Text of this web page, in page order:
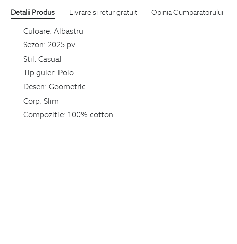
Detalii Produs Livrare si retur gratuit Opinia Cumparatorului
Culoare: Albastru
Sezon: 2025 pv
Stil: Casual
Tip guler: Polo
Desen: Geometric
Corp: Slim
Compozitie: 100% cotton